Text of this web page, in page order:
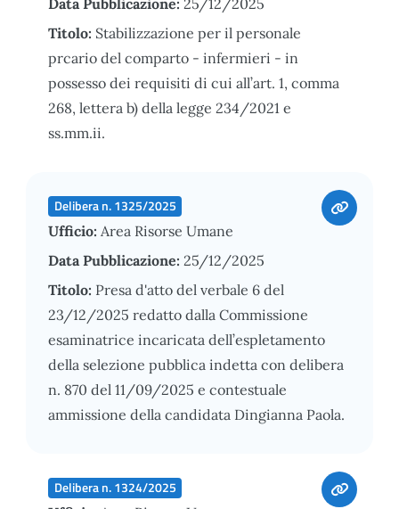
Titolo: Stabilizzazione per il personale
prcario del comparto - infermieri - in
possesso dei requisiti di cui all’art. 1, comma
268, lettera b) della legge 234/2021 e
ss.mm.ii.
Delibera n. 1325/2025
Ufficio: Area Risorse Umane
Data Pubblicazione: 25/12/2025
Titolo: Presa d'atto del verbale 6 del
23/12/2025 redatto dalla Commissione
esaminatrice incaricata dell’espletamento
della selezione pubblica indetta con delibera
n. 870 del 11/09/2025 e contestuale
ammissione della candidata Dingianna Paola.
Delibera n. 1324/2025